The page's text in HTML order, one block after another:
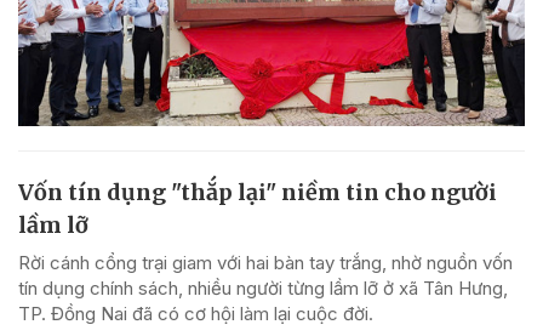
Vốn tín dụng "thắp lại" niềm tin cho người
lầm lỡ
Rời cánh cổng trại giam với hai bàn tay trắng, nhờ nguồn vốn
tín dụng chính sách, nhiều người từng lầm lỡ ở xã Tân Hưng,
TP. Đồng Nai đã có cơ hội làm lại cuộc đời.